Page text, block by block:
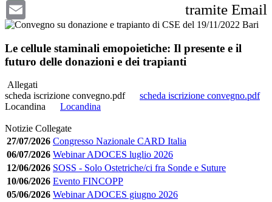
tramite Email
Le cellule staminali emopoietiche: Il presente e il
futuro delle donazioni e dei trapianti
Allegati
scheda iscrizione convegno.pdf
scheda iscrizione convegno.pdf
Locandina
Locandina
Notizie Collegate
27/07/2026 Congresso Nazionale CARD Italia
06/07/2026 Webinar ADOCES luglio 2026
12/06/2026 SOSS - Solo Ostetriche/ci fra Sonde e Suture
10/06/2026 Evento FINCOPP
05/06/2026 Webinar ADOCES giugno 2026